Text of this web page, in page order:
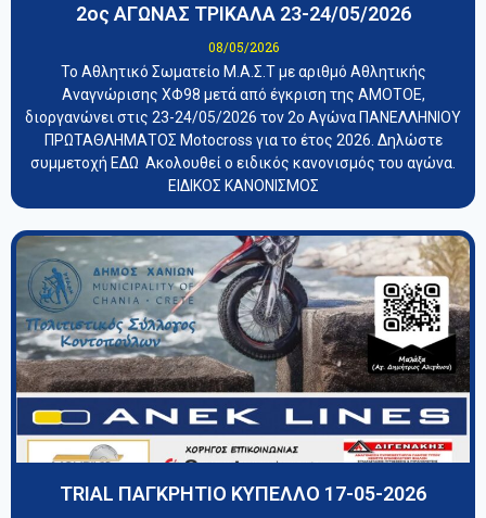
2ος ΑΓΩΝΑΣ ΤΡΙΚΑΛΑ 23-24/05/2026
08/05/2026
Το Αθλητικό Σωματείο Μ.Α.Σ.Τ με αριθμό Αθλητικής
Αναγνώρισης ΧΦ98 μετά από έγκριση της ΑΜΟΤΟΕ,
διοργανώνει στις 23-24/05/2026 τον 2ο Αγώνα ΠΑΝΕΛΛΗΝΙΟΥ
ΠΡΩΤΑΘΛΗΜΑΤΟΣ Motocross για το έτος 2026. Δηλώστε
συμμετοχή ΕΔΩ Ακολουθεί ο ειδικός κανονισμός του αγώνα.
ΕΙΔΙΚΟΣ ΚΑΝΟΝΙΣΜΟΣ
TRIAL ΠΑΓΚΡΗΤΙΟ ΚΥΠΕΛΛΟ 17-05-2026